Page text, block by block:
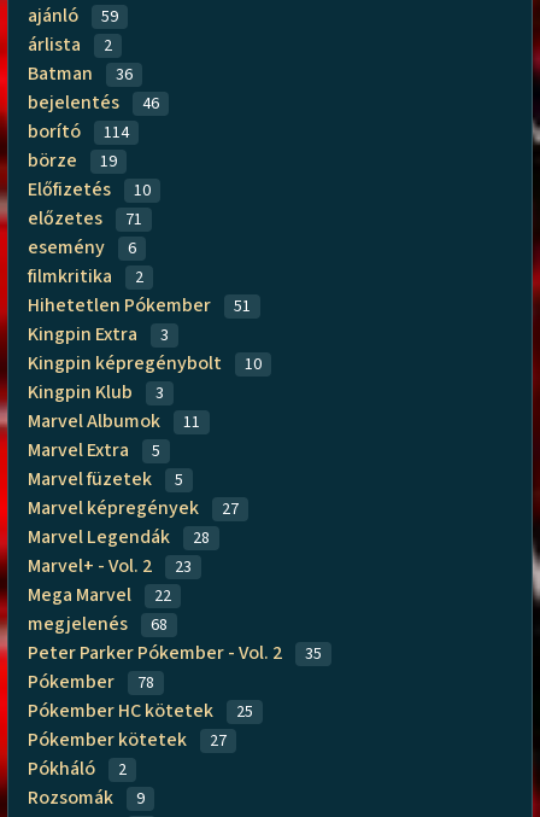
ajánló 59
árlista 2
Batman 36
bejelentés 46
borító 114
börze 19
Előfizetés 10
előzetes 71
esemény 6
filmkritika 2
Hihetetlen Pókember 51
Kingpin Extra 3
Kingpin képregénybolt 10
Kingpin Klub 3
Marvel Albumok 11
Marvel Extra 5
Marvel füzetek 5
Marvel képregények 27
Marvel Legendák 28
Marvel+ - Vol. 2 23
Mega Marvel 22
megjelenés 68
Peter Parker Pókember - Vol. 2 35
Pókember 78
Pókember HC kötetek 25
Pókember kötetek 27
Pókháló 2
Rozsomák 9